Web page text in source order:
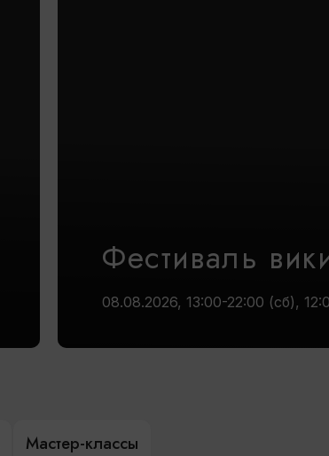
Фестиваль
08.08.2026, 13:00-22:00 (сб),
Мастер-классы